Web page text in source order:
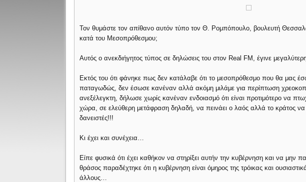
Τον θυμάστε τον απίθανο αυτόν τύπο τον Θ. Ρομπόπουλο, βουλευτή
κατά του Μεσοπρόθεσμου;
Αυτός ο ανεκδιήγητος τύπος σε δηλώσεις του στον Real FM, έγινε
Εκτός του ότι φάνηκε πως δεν κατάλαβε ότι το μεσοπρόθεσμο που θα μας
παταγωδώς, δεν έσωσε κανέναν αλλά ακόμη μιλάμε για περίπτωση
ανεξέλεγκτη, δήλωσε χωρίς κανέναν ενδοιασμό ότι είναι προτιμότερο να
χώρα, σε ελεύθερη μετάφραση δηλαδή, να πεινάει ο λαός αλλά το κράτος να
δανειστές!!!
Κι έχει και συνέχεια…
Είπε φυσικά ότι έχει καθήκον να στηρίξει αυτήν την κυβέρνηση και να μην
θράσος παραδέχτηκε ότι η κυβέρνηση είναι όμηρος της τρόικας και
άλλους…